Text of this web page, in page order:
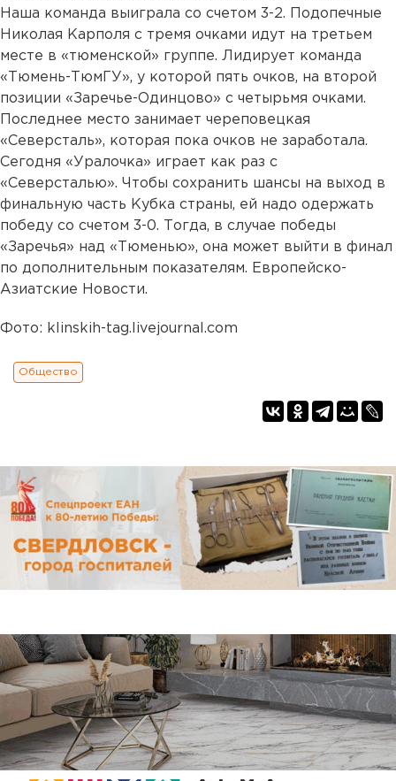
Наша команда выиграла со счетом 3-2. Подопечные
Николая Карполя с тремя очками идут на третьем
месте в «тюменской» группе. Лидирует команда
«Тюмень-ТюмГУ», у которой пять очков, на второй
позиции «Заречье-Одинцово» с четырьмя очками.
Последнее место занимает череповецкая
«Северсталь», которая пока очков не заработала.
Сегодня «Уралочка» играет как раз с
«Северсталью». Чтобы сохранить шансы на выход в
финальную часть Кубка страны, ей надо одержать
победу со счетом 3-0. Тогда, в случае победы
«Заречья» над «Тюменью», она может выйти в финал
по дополнительным показателям. Европейско-
Азиатские Новости.
Фото: klinskih-tag.livejournal.com
Общество